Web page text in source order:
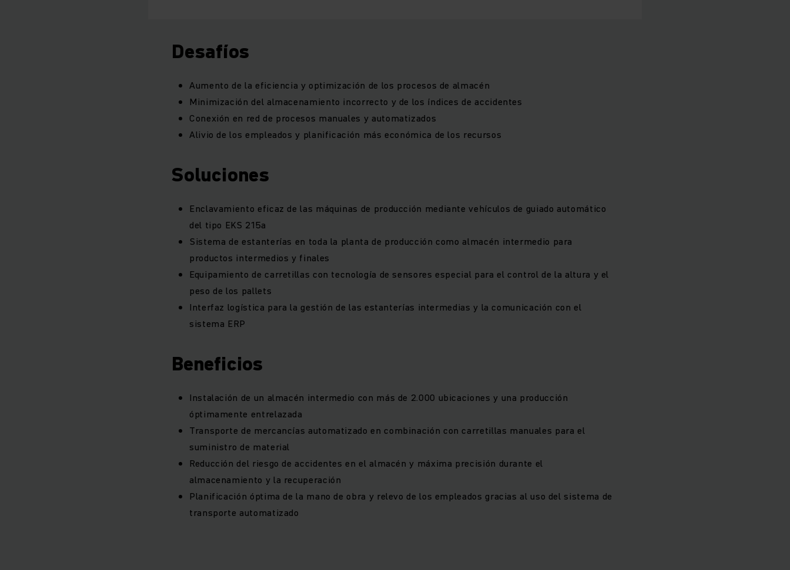
Desafíos
Aumento de la eficiencia y optimización de los procesos de almacén
Minimización del almacenamiento incorrecto y de los índices de accidentes
Conexión en red de procesos manuales y automatizados
Alivio de los empleados y planificación más económica de los recursos
Soluciones
Enclavamiento eficaz de las máquinas de producción mediante vehículos de guiado automático
del tipo EKS 215a
Sistema de estanterías en toda la planta de producción como almacén intermedio para
productos intermedios y finales
Equipamiento de carretillas con tecnología de sensores especial para el control de la altura y el
peso de los pallets
Interfaz logística para la gestión de las estanterías intermedias y la comunicación con el
sistema ERP
Beneficios
Instalación de un almacén intermedio con más de 2.000 ubicaciones y una producción
óptimamente entrelazada
Transporte de mercancías automatizado en combinación con carretillas manuales para el
suministro de material
Reducción del riesgo de accidentes en el almacén y máxima precisión durante el
almacenamiento y la recuperación
Planificación óptima de la mano de obra y relevo de los empleados gracias al uso del sistema de
transporte automatizado